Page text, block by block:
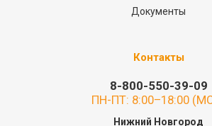
Документы
Контакты
8-800-550-39-09
ПН-ПТ: 8:00–18:00
Нижний Новгород